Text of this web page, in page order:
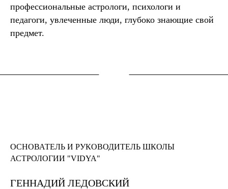
профессиональные астрологи, психологи и
педагоги, увлеченные люди, глубоко знающие свой
предмет.
ОСНОВАТЕЛЬ И РУКОВОДИТЕЛЬ ШКОЛЫ
АСТРОЛОГИИ "VIDYA"
ГЕННАДИЙ ЛЕДОВСКИЙ